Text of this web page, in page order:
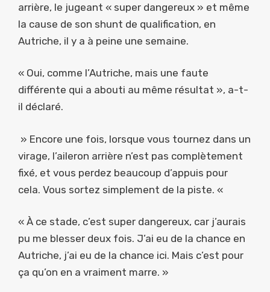
arrière, le jugeant « super dangereux » et même
la cause de son shunt de qualification, en
Autriche, il y a à peine une semaine.
« Oui, comme l’Autriche, mais une faute
différente qui a abouti au même résultat », a-t-
il déclaré.
» Encore une fois, lorsque vous tournez dans un
virage, l’aileron arrière n’est pas complètement
fixé, et vous perdez beaucoup d’appuis pour
cela. Vous sortez simplement de la piste. «
« À ce stade, c’est super dangereux, car j’aurais
pu me blesser deux fois. J’ai eu de la chance en
Autriche, j’ai eu de la chance ici. Mais c’est pour
ça qu’on en a vraiment marre. »